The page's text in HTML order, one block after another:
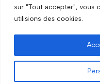
sur "Tout accepter", vous
utilisions des cookies.
Train